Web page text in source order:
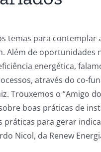
temas para contemplar
Além de oportunidades
energética,
através do co-
Trouxemos o “Amigo
boas práticas de
práticas para gerar
Nicol, da Renew